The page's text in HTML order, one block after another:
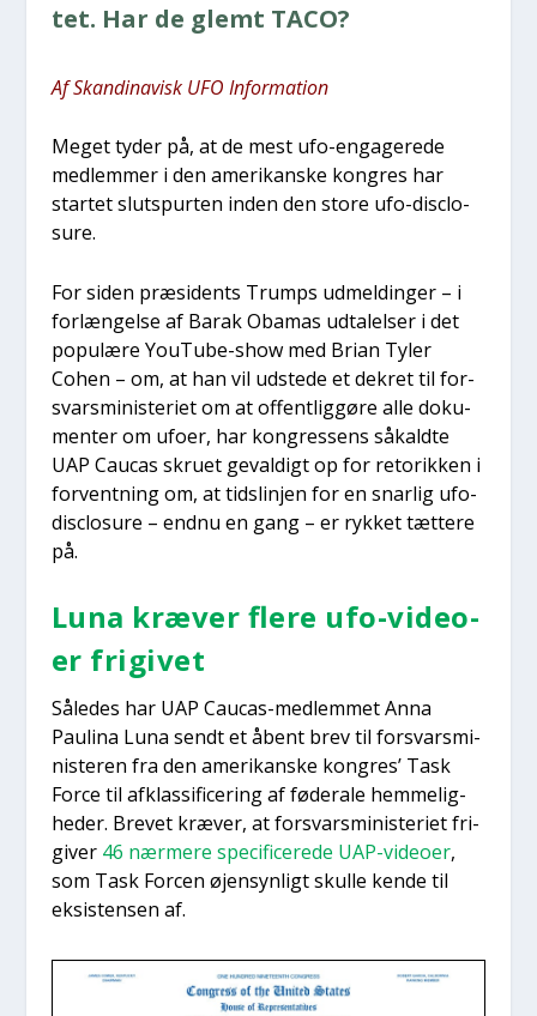
tet. Har de glemt TACO?
Af Skan­di­na­visk UFO Infor­ma­tion
Meget tyder på, at de mest ufo-enga­ge­re­de
med­lem­mer i den ame­ri­kan­ske kon­gres har
star­tet slut­spur­ten inden den sto­re ufo-disclo­
su­re.
For siden præ­si­dents Trumps udmel­din­ger – i
for­læn­gel­se af Barak Oba­mas udta­lel­ser i det
popu­læ­re YouTu­be-show med Bri­an Tyler
Cohen – om, at han vil udste­de et dekret til for­
svars­mi­ni­ste­ri­et om at offent­lig­gø­re alle doku­
men­ter om ufo­er, har kon­gres­sens såkald­te
UAP Caucas skru­et geval­digt op for reto­rik­ken i
for­vent­ning om, at tids­linj­en for en snar­lig ufo-
disclo­su­re – end­nu en gang – er ryk­ket tæt­te­re
på.
Luna kræ­ver fle­re ufo-video­
er fri­gi­vet
Såle­des har UAP Caucas-med­lem­met Anna
Pauli­na Luna sendt et åbent brev til for­svars­mi­
ni­ste­ren fra den ame­ri­kan­ske kon­gres’ Task
For­ce til afklas­si­fi­ce­ring af føde­ra­le hem­me­lig­
he­der. Bre­vet kræ­ver, at for­svars­mi­ni­ste­ri­et fri­
gi­ver 46 nær­me­re spe­ci­fi­ce­re­de UAP-video­er,
som Task For­cen øjen­syn­ligt skul­le ken­de til
eksi­sten­sen af.